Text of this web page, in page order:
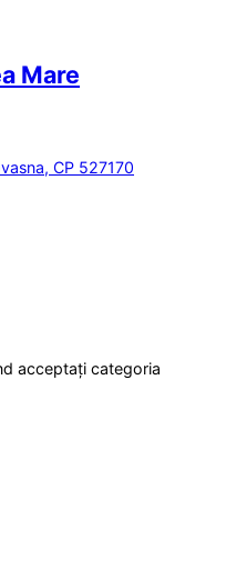
Mare
CP 527170
acceptați categoria